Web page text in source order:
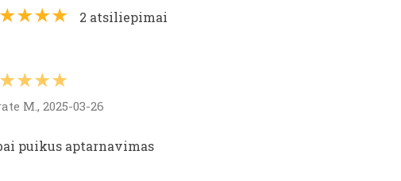
2 atsiliepimai
M., 2025-03-26
puikus aptarnavimas